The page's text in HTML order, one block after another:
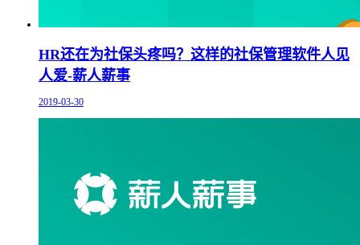
HR还在为社保头疼吗？这样的社保管理软件人见
人爱-薪人薪事
2019-03-30